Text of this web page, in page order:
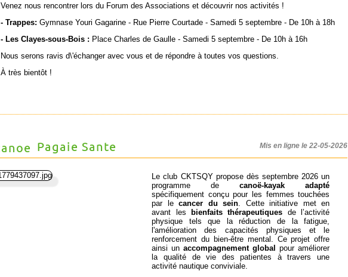
Venez nous rencontrer lors du Forum des Associations et découvrir nos activités !
- Trappes: Gymnase Youri Gagarine - Rue Pierre Courtade - Samedi 5 septembre - De 10h à 18h
- Les Clayes-sous-Bois : Place Charles de Gaulle - Samedi 5 septembre - De 10h à 16h
Nous serons ravis d\'échanger avec vous et de répondre à toutes vos questions.
À très bientôt !
Pagaie Sante Mis en ligne le 22-05-2026
Le club CKTSQY propose dès septembre 2026 un
programme decanoë-kayak adapté
spécifiquement conçu pour les femmes touchées
par lecancer du sein. Cette initiative met en
avant les
bienfaits thérapeutiques de l’activité
physique tels que la réduction de la fatigue,
l'amélioration des capacités physiques et le
renforcement du bien-être mental. Ce projet offre
ainsi unaccompagnement global pour améliorer
la qualité de vie des patientes à travers une
activité nautique conviviale.